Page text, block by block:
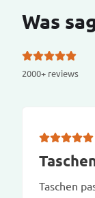
Was
2000+ reviews
Taschen